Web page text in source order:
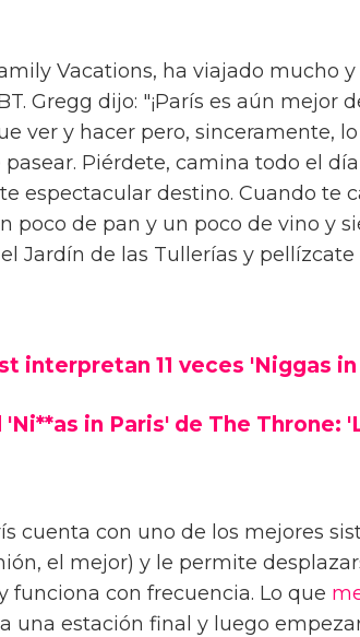
Vacations, ha viajado mucho y
Gregg dijo: "¡París es aún mejor
ver y hacer pero, sinceramente,
Piérdete, camina todo el
espectacular destino. Cuando te
poco de pan y un poco de vino y
Jardín de las Tullerías y pellízcate
interpretan 11 veces 'Niggas
in Paris' de The Throne:
cuenta con uno de los mejores
el mejor) y le permite
funciona con frecuencia. Lo que
una estación final y luego